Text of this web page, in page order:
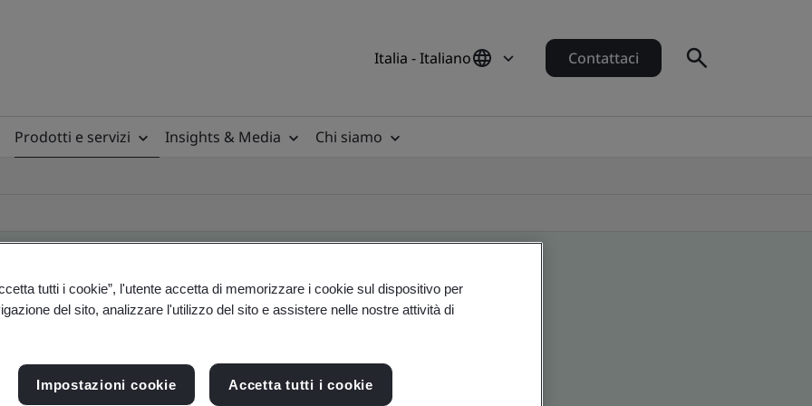
Italia - Italiano Contattaci
Prodotti e servizi Insights & Media
Chi siamo
- Validation and Verification
tutti i cookie”, l'utente accetta di memorizzare i cookie sul dispositivo per
del sito, analizzare l'utilizzo del sito e assistere nelle nostre attività di
Impostazioni cookie Accetta tutti i cookie